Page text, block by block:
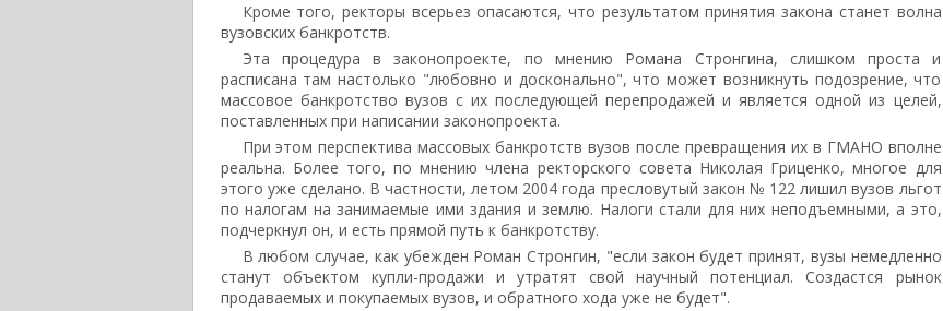
Кроме того, ректоры всерьез опасаются, что результатом принятия закона станет волна
вузовских банкротств.
Эта процедура в законопроекте, по мнению Романа Стронгина, слишком проста и
расписана там настолько "любовно и досконально", что может возникнуть подозрение, что
массовое банкротство вузов с их последующей перепродажей и является одной из целей,
поставленных при написании законопроекта.
При этом перспектива массовых банкротств вузов после превращения их в ГМАНО вполне
реальна. Более того, по мнению члена ректорского совета Николая Гриценко, многое для
этого уже сделано. В частности, летом 2004 года пресловутый закон № 122 лишил вузов льгот
по налогам на занимаемые ими здания и землю. Налоги стали для них неподъемными, а это,
подчеркнул он, и есть прямой путь к банкротству.
В любом случае, как убежден Роман Стронгин, "если закон будет принят, вузы немедленно
станут объектом купли-продажи и утратят свой научный потенциал. Создастся рынок
продаваемых и покупаемых вузов, и обратного хода уже не будет".